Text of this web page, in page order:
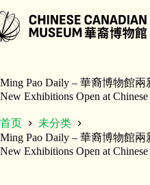
至
内
Ming Pao Daily – 華裔博物館
New Exhibitions Open at
首页
未分类
Ming Pao Daily – 華裔博物館
New Exhibitions Open at